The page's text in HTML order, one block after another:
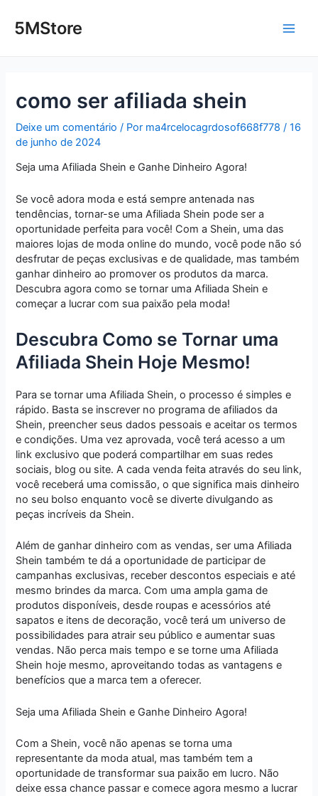
para5MStore
como ser afiliada shein
Deixe um comentário / Por ma4rcelocagrdosof668f778/16
de junho de 2024
Seja uma Afiliada Shein e Ganhe Dinheiro Agora!
Se você adora moda e está sempre antenada nas
tendências, tornar-se uma Afiliada Shein pode ser a
oportunidade perfeita para você! Com a Shein, uma das
maiores lojas de moda online do mundo, você pode não só
desfrutar de peças exclusivas e de qualidade, mas também
ganhar dinheiro ao promover os produtos da marca.
Descubra agora como se tornar uma Afiliada Shein e
começar a lucrar com sua paixão pela moda!
Descubra Como se Tornar uma
Afiliada Shein Hoje Mesmo!
Para se tornar uma Afiliada Shein, o processo é simples e
rápido. Basta se inscrever no programa de afiliados da
Shein, preencher seus dados pessoais e aceitar os termos
e condições. Uma vez aprovada, você terá acesso a um
link exclusivo que poderá compartilhar em suas redes
sociais, blog ou site. A cada venda feita através do seu link,
você receberá uma comissão, o que significa mais dinheiro
no seu bolso enquanto você se diverte divulgando as
peças incríveis da Shein.
Além de ganhar dinheiro com as vendas, ser uma Afiliada
Shein também te dá a oportunidade de participar de
campanhas exclusivas, receber descontos especiais e até
mesmo brindes da marca. Com uma ampla gama de
produtos disponíveis, desde roupas e acessórios até
sapatos e itens de decoração, você terá um universo de
possibilidades para atrair seu público e aumentar suas
vendas. Não perca mais tempo e se torne uma Afiliada
Shein hoje mesmo, aproveitando todas as vantagens e
benefícios que a marca tem a oferecer.
Seja uma Afiliada Shein e Ganhe Dinheiro Agora!
Com a Shein, você não apenas se torna uma
representante da moda atual, mas também tem a
oportunidade de transformar sua paixão em lucro. Não
deixe essa chance passar e comece agora mesmo a lucrar
navigation